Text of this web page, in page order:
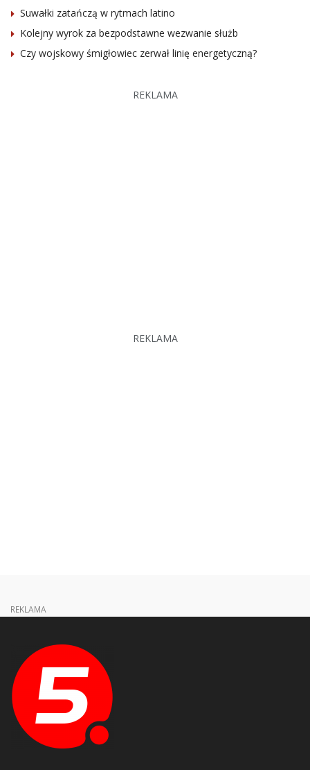
Suwałki zatańczą w rytmach latino
Kolejny wyrok za bezpodstawne wezwanie służb
Czy wojskowy śmigłowiec zerwał linię energetyczną?
REKLAMA
REKLAMA
REKLAMA